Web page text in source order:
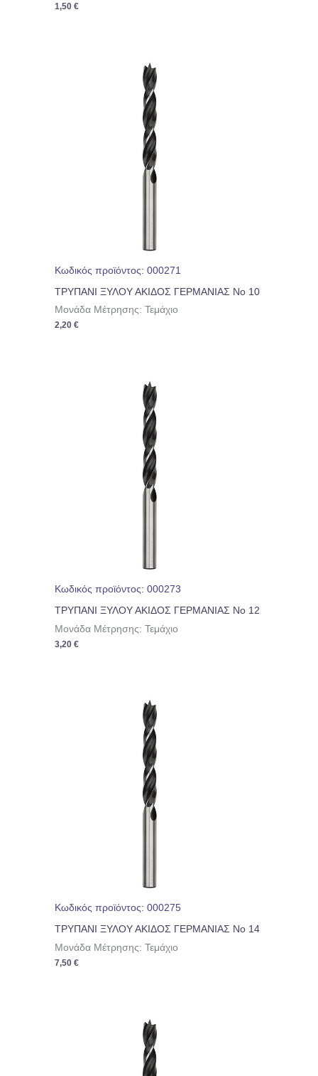
1,50€
Κωδικός προϊόντος: 000271
ΤΡΥΠΑΝΙ ΞΥΛΟΥ ΑΚΙΔΟΣ ΓΕΡΜΑΝΙΑΣ Νο 10
Μονάδα Μέτρησης: Τεμάχιο
2,20€
Κωδικός προϊόντος: 000273
ΤΡΥΠΑΝΙ ΞΥΛΟΥ ΑΚΙΔΟΣ ΓΕΡΜΑΝΙΑΣ Νο 12
Μονάδα Μέτρησης: Τεμάχιο
3,20€
Κωδικός προϊόντος: 000275
ΤΡΥΠΑΝΙ ΞΥΛΟΥ ΑΚΙΔΟΣ ΓΕΡΜΑΝΙΑΣ Νο 14
Μονάδα Μέτρησης: Τεμάχιο
7,50€